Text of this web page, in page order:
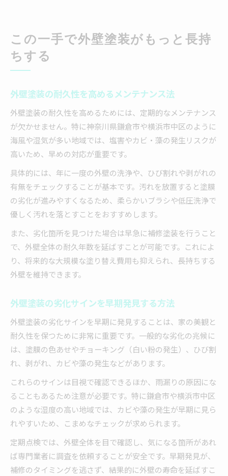
この一手で外壁塗装がもっと長持
ちする
外壁塗装の耐久性を高めるメンテナンス法
外壁塗装の耐久性を高めるためには、定期的なメンテナンス
が欠かせません。特に神奈川県鎌倉市や横浜市中区のように
海風や湿気が多い地域では、塩害やカビ・藻の発生リスクが
高いため、早めの対応が重要です。
具体的には、年に一度の外壁の洗浄や、ひび割れや剥がれの
有無をチェックすることが基本です。汚れを放置すると塗膜
の劣化が進みやすくなるため、柔らかいブラシや低圧洗浄で
優しく汚れを落とすことをおすすめします。
また、劣化箇所を見つけた場合は早急に補修塗装を行うこと
で、外壁全体の耐久年数を延ばすことが可能です。これによ
り、将来的な大規模な塗り替え費用も抑えられ、長持ちする
外壁を維持できます。
外壁塗装の劣化サインを早期発見する方法
外壁塗装の劣化サインを早期に発見することは、家の美観と
耐久性を保つために非常に重要です。一般的な劣化の兆候に
は、塗膜の色あせやチョーキング（白い粉の発生）、ひび割
れ、剥がれ、カビや藻の発生などがあります。
これらのサインは目視で確認できるほか、雨漏りの原因にな
ることもあるため注意が必要です。特に鎌倉市や横浜市中区
のような湿度の高い地域では、カビや藻の発生が早期に見ら
れやすいため、こまめなチェックが求められます。
定期点検では、外壁全体を目で確認し、気になる箇所があれ
ば専門業者に調査を依頼することが安全です。早期発見が、
補修のタイミングを逃さず、結果的に外壁の寿命を延ばすこ